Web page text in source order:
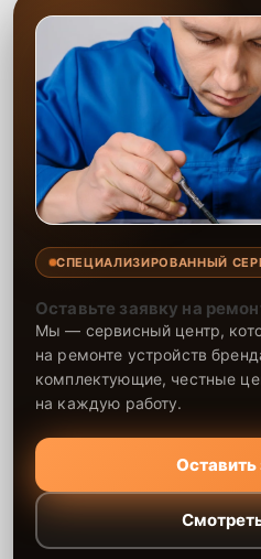
СПЕЦИАЛИЗИРОВАННЫЙ
Оставьте заявку на
Мы — сервисный центр,
на ремонте устройств
комплектующие, честные
на каждую работу.
Оставить